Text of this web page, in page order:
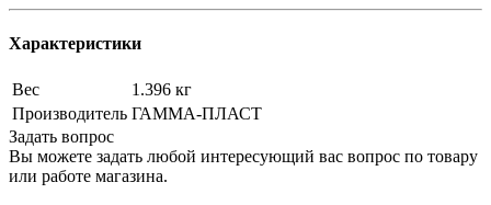
Характеристики
Вес
1.396 кг
Производитель ГАММА-ПЛАСТ
Задать вопрос
Вы можете задать любой интересующий вас вопрос по товару
или работе магазина.